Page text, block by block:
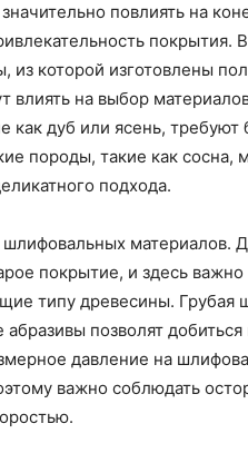
повлиять на
покрытия.
из которой изготовлены
влиять на выбор
как дуб или ясень, требуют
породы, такие как сосна,
подхода.
материалов.
покрытие, и здесь важно
типу древесины. Грубая
позволят добиться
давление на
важно соблюдать